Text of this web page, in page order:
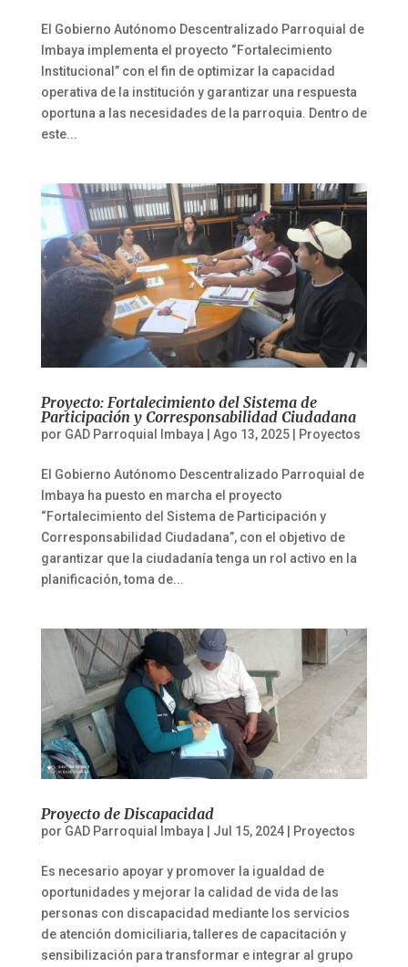
El Gobierno Autónomo Descentralizado Parroquial de
Imbaya implementa el proyecto “Fortalecimiento
Institucional” con el fin de optimizar la capacidad
operativa de la institución y garantizar una respuesta
oportuna a las necesidades de la parroquia. Dentro de
este...
Proyecto: Fortalecimiento del Sistema de
Participación y Corresponsabilidad Ciudadana
por GAD Parroquial Imbaya Ago 13, 2025| Proyectos
El Gobierno Autónomo Descentralizado Parroquial de
Imbaya ha puesto en marcha el proyecto
“Fortalecimiento del Sistema de Participación y
Corresponsabilidad Ciudadana”, con el objetivo de
garantizar que la ciudadanía tenga un rol activo en la
planificación, toma de...
Proyecto de Discapacidad
por GAD Parroquial Imbaya Jul 15, 2024| Proyectos
Es necesario apoyar y promover la igualdad de
oportunidades y mejorar la calidad de vida de las
personas con discapacidad mediante los servicios
de atención domiciliaria, talleres de capacitación y
sensibilización para transformar e integrar al grupo